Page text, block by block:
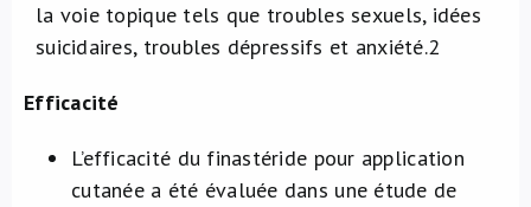
la voie topique tels que troubles sexuels, idées
suicidaires, troubles dépressifs et anxiété.2
Efficacité
L’efficacité du finastéride pour application
cutanée a été évaluée dans une étude de